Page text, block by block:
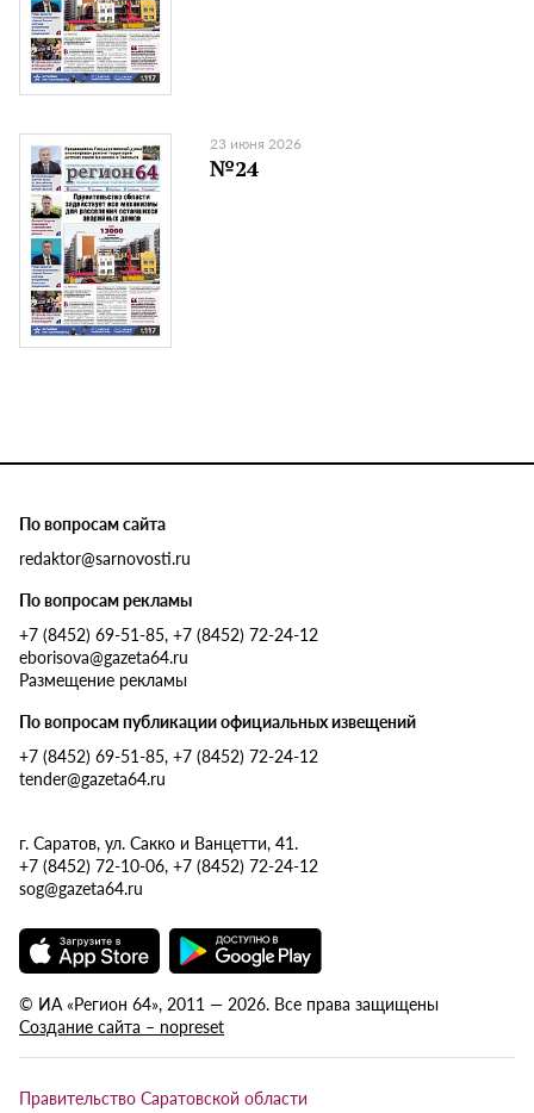
23 июня 2026
№24
По вопросам сайта
redaktor@sarnovosti.ru
По вопросам рекламы
+7 (8452) 69-51-85, +7 (8452) 72-24-12
eborisova@gazeta64.ru
Размещение рекламы
По вопросам публикации официальных извещений
+7 (8452) 69-51-85, +7 (8452) 72-24-12
tender@gazeta64.ru
г. Саратов, ул. Сакко и Ванцетти, 41.
+7 (8452) 72-10-06, +7 (8452) 72-24-12
sog@gazeta64.ru
© ИА «Регион 64», 2011 — 2026. Все права защищены
Создание сайта – nopreset
Правительство Саратовской области